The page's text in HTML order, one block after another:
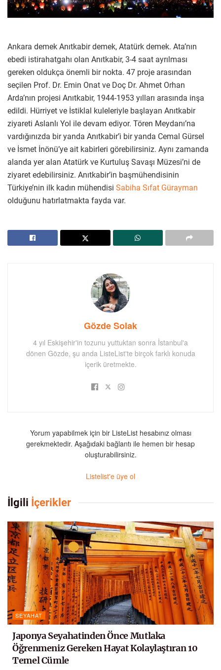
Ankara demek Anıtkabir demek, Atatürk demek. Ata’nın
ebedi istirahatgahı olan Anıtkabir, 3-4 saat ayrılması
gereken oldukça önemli bir nokta. 47 proje arasından
seçilen Prof. Dr. Emin Onat ve Doç Dr. Ahmet Orhan
Arda’nın projesi Anıtkabir, 1944-1953 yılları arasında inşa
edildi. Hürriyet ve İstiklal kuleleriyle başlayan Anıtkabir
ziyareti Aslanlı Yol ile devam ediyor. Tören Meydanı’na
vardığınızda bir yanda Anıtkabir’i bir yanda Cemal Gürsel
ve İsmet İnönü’ye ait kabirleri görebilirsiniz. Aynı zamanda
alanda yer alan Atatürk ve Kurtuluş Savaşı Müzesi’ni de
ziyaret edebilirsiniz. Anıtkabir’in başmühendisinin
Türkiye’nin ilk kadın mühendisi Sabiha Sıfat Gürayman
olduğunu hatırlatmakta fayda var.
Gözde Solak
4 yıl Eskişehir'in tozunu yuttuktan sonra İstanbul'a
dönen Gözde, şu anda ListeList'te birçok farklı konuda
içerik üretmekte.
Yorum yapabilmek için bir ListeList hesabınız olması
gerekmektedir. Aşağıdaki bağlantı ile hemen bir hesap
oluşturabilirsiniz.
Listelist'e üye ol
İlgili İçerikler
SEYAHAT
Japonya Seyahatinden Önce Mutlaka
Öğrenmeniz Gereken Hayat Kolaylaştıran 10
Temel Cümle